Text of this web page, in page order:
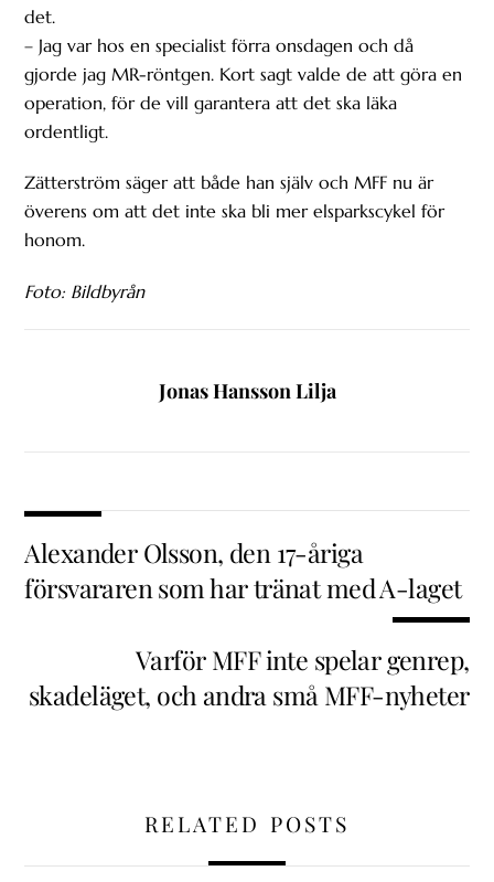
det.
– Jag var hos en specialist förra onsdagen och då
gjorde jag MR-röntgen. Kort sagt valde de att göra en
operation, för de vill garantera att det ska läka
ordentligt.
Zätterström säger att både han själv och MFF nu är
överens om att det inte ska bli mer elsparkscykel för
honom.
Foto: Bildbyrån
Jonas Hansson Lilja
Alexander Olsson, den 17-åriga
försvararen som har tränat med A-laget
Varför MFF inte spelar genrep,
skadeläget, och andra små MFF-nyheter
RELATED POSTS